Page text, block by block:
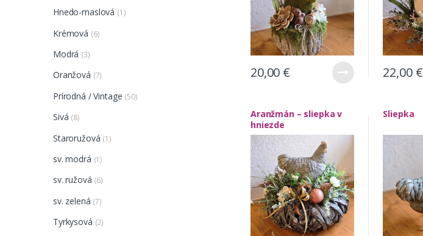
20,00 € 22,00 €
Aranžmán – sliepka v
hniezde
Sliepka
Hnedo-maslová (1)
Krémová (6)
Modrá (3)
Oranžová (7)
Prírodná / Vintage (50)
Sivá (8)
Staroružová (1)
sv. modrá (1)
sv. ružová (6)
sv. zelená (7)
Tyrkysová (2)